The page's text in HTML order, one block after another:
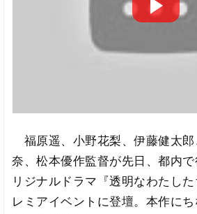
福原遥、小野花梨、伊藤健太郎
奈、松本優作監督が先日、都内
リジナルドラマ『透明なわたし
レミアイベントに登壇。本作に